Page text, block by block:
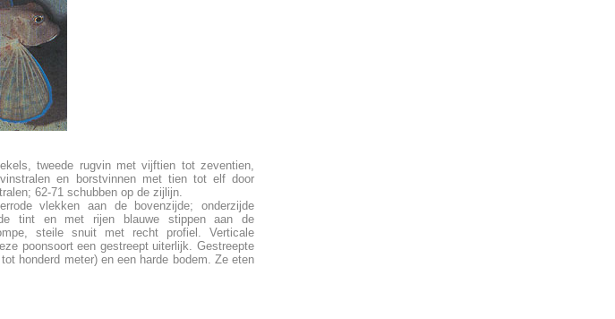
tweede rugvin met vijftien tot zeventien,
en borstvinnen met tien tot elf door
62-71 schubben op de zijlijn.
vlekken aan de bovenzijde; onderzijde
tint en met rijen blauwe stippen aan de
steile snuit met recht profiel. Verticale
poonsoort een gestreept uiterlijk. Gestreepte
honderd meter) en een harde bodem. Ze eten